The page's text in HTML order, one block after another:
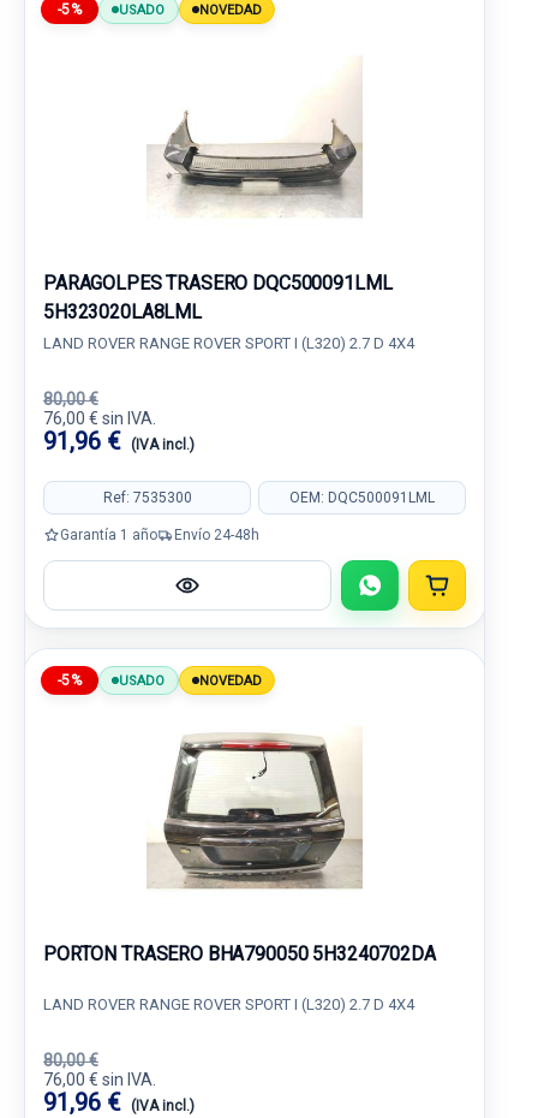
-5% USADO NOVEDAD
PARAGOLPES TRASERO DQC500091LML
5H323020LA8LML
LAND ROVER RANGE ROVER SPORT I (L320) 2.7 D 4X4
80,00 €
76,00 € sin IVA.
91,96 € (IVA incl.)
Ref: 7535300 OEM: DQC500091LML
Garantía 1 año Envío 24-48h
-5% USADO NOVEDAD
PORTON TRASERO BHA790050 5H3240702DA
LAND ROVER RANGE ROVER SPORT I (L320) 2.7 D 4X4
80,00 €
76,00 € sin IVA.
91,96 € (IVA incl.)